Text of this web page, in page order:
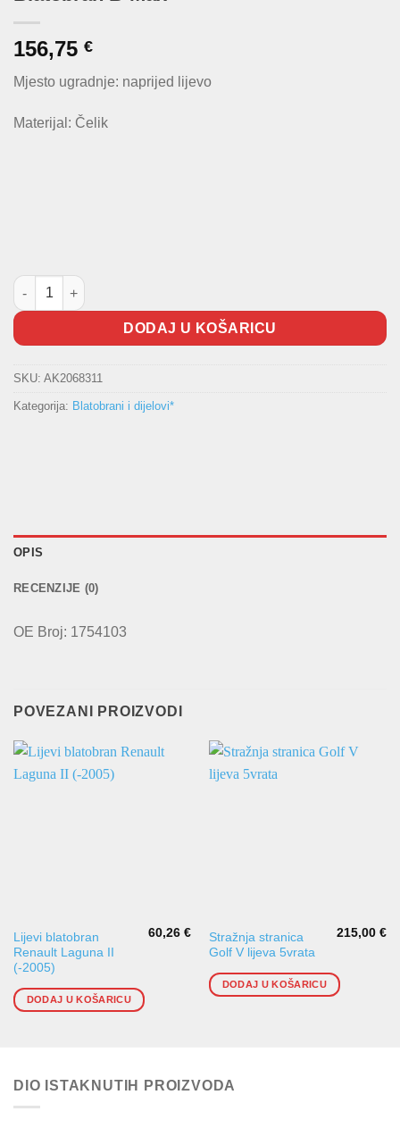
156,75 €
Mjesto ugradnje: naprijed lijevo
Materijal: Čelik
Blatobran B-Max količina
DODAJ U KOŠARICU
SKU: AK2068311
Kategorija: Blatobrani i dijelovi*
OPIS
RECENZIJE (0)
OE Broj: 1754103
POVEZANI PROIZVODI
Lijevi blatobran
Renault Laguna II
(-2005)
60,26€
DODAJ U KOŠARICU
Stražnja stranica
Golf V lijeva 5vrata
215,00€
DODAJ U KOŠARICU
DIO ISTAKNUTIH PROIZVODA